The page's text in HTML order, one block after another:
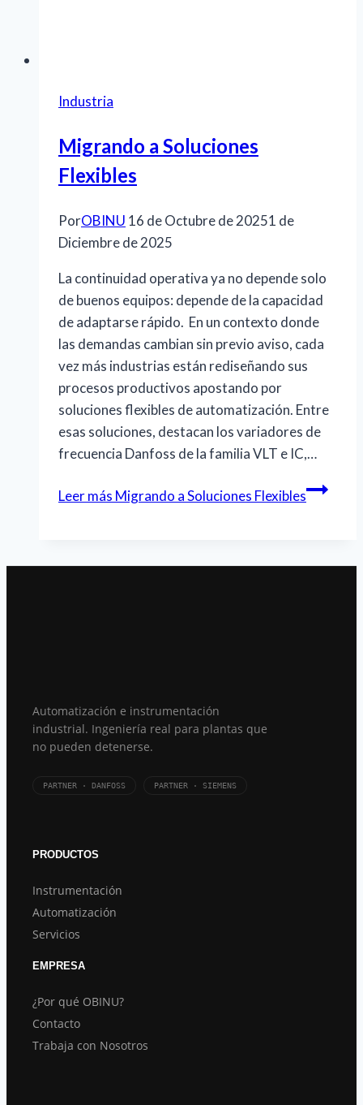
Industria
Migrando a Soluciones
Flexibles
PorOBINU 16 de Octubre de 20251 de
Diciembre de 2025
La continuidad operativa ya no depende solo
de buenos equipos: depende de la capacidad
de adaptarse rápido. En un contexto donde
las demandas cambian sin previo aviso, cada
vez más industrias están rediseñando sus
procesos productivos apostando por
soluciones flexibles de automatización. Entre
esas soluciones, destacan los variadores de
frecuencia Danfoss de la familia VLT e IC,…
Leer más Migrando a Soluciones Flexibles
Automatización e instrumentación
industrial. Ingeniería real para plantas que
no pueden detenerse.
PARTNER · DANFOSS PARTNER · SIEMENS
PRODUCTOS
Instrumentación
Automatización
Servicios
EMPRESA
¿Por qué OBINU?
Contacto
Trabaja con Nosotros